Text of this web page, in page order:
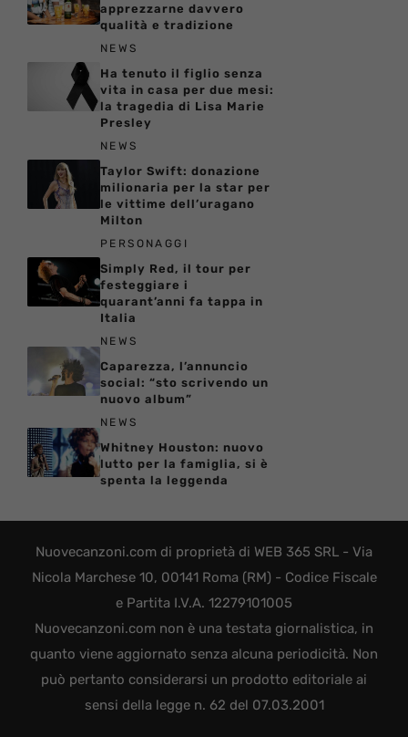
apprezzarne davvero
qualità e tradizione
NEWS
Ha tenuto il figlio senza
vita in casa per due mesi:
la tragedia di Lisa Marie
Presley
NEWS
Taylor Swift: donazione
milionaria per la star per
le vittime dell’uragano
Milton
PERSONAGGI
Simply Red, il tour per
festeggiare i
quarant’anni fa tappa in
Italia
NEWS
Caparezza, l’annuncio
social: “sto scrivendo un
nuovo album”
NEWS
Whitney Houston: nuovo
lutto per la famiglia, si è
spenta la leggenda
Nuovecanzoni.com di proprietà di WEB 365 SRL - Via
Nicola Marchese 10, 00141 Roma (RM) - Codice Fiscale
e Partita I.V.A. 12279101005
Nuovecanzoni.com non è una testata giornalistica, in
quanto viene aggiornato senza alcuna periodicità. Non
può pertanto considerarsi un prodotto editoriale ai
sensi della legge n. 62 del 07.03.2001